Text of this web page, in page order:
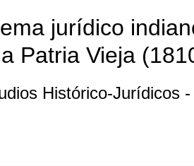
jurídico
Patria Vieja
Histórico-Jurídicos